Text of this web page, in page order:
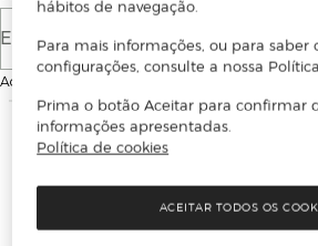
E-mail
Ao continuar, aceitas as
hábitos de navegação.
Para mais informações, ou para saber
configurações, consulte a nossa
Prima o botão Aceitar para confirmar
informações apresentadas.
Política de cookies
ACEITAR TODOS OS